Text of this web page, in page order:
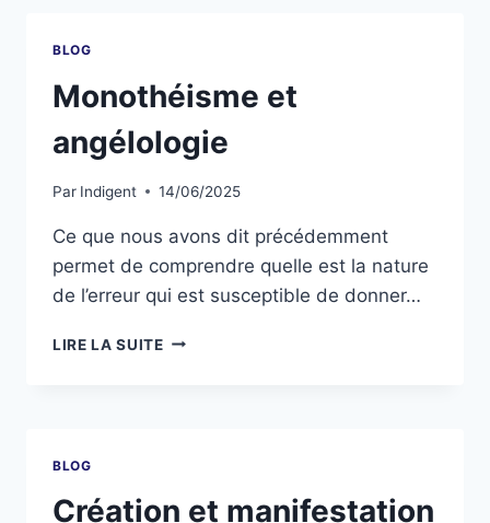
BLOG
Monothéisme et
angélologie
Par Indigent 14/06/2025
Ce que nous avons dit précédemment
permet de comprendre quelle est la nature
de l’erreur qui est susceptible de donner…
LIRE LA SUITE
BLOG
Création et manifestation